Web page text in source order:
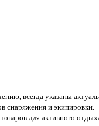
всегда указаны
снаряжения и экипировки.
для активного